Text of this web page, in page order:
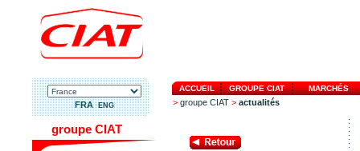
FRAENG
groupe CIAT
ACCUEIL GROUPE CIAT MARCHÉS
> groupe CIAT > actualités